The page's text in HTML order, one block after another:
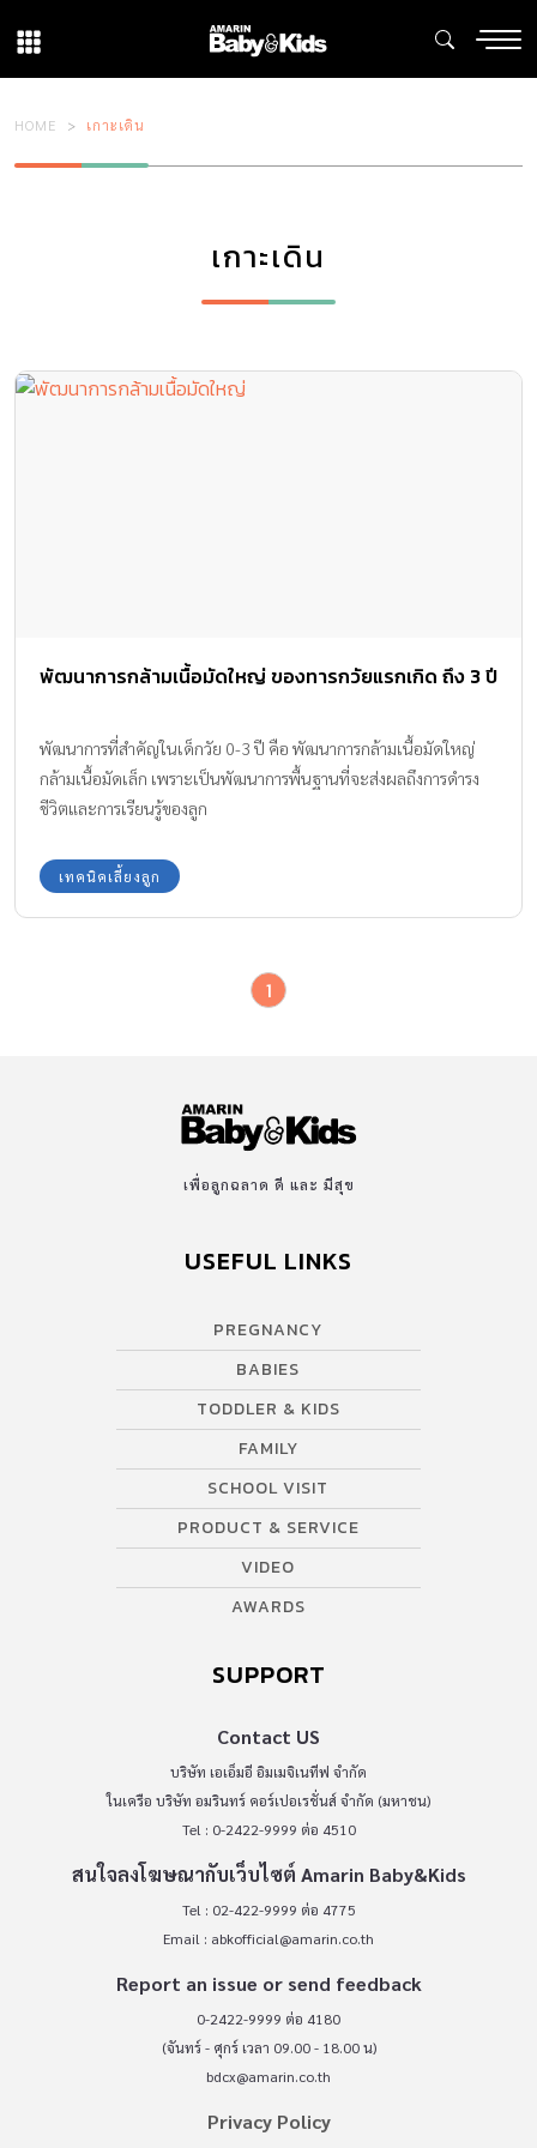
HOME เกาะเดิน
เกาะเดิน
พัฒนาการกล้ามเนื้อมัดใหญ่ ของทารกวัยแรกเกิด ถึง 3 ปี
พัฒนาการที่สำคัญในเด็กวัย 0-3 ปี คือ พัฒนาการกล้ามเนื้อมัดใหญ่
กล้ามเนื้อมัดเล็ก เพราะเป็นพัฒนาการพื้นฐานที่จะส่งผลถึงการดำรง
ชีวิตและการเรียนรู้ของลูก
เทคนิคเลี้ยงลูก
1
เพื่อลูกฉลาด ดี และ มีสุข
USEFUL LINKS
PREGNANCY
BABIES
TODDLER & KIDS
FAMILY
SCHOOL VISIT
PRODUCT & SERVICE
VIDEO
AWARDS
SUPPORT
Contact US
บริษัท เอเอ็มอี อิมเมจิเนทีฟ จำกัด
ในเครือ บริษัท อมรินทร์ คอร์เปอเรชั่นส์ จำกัด (มหาชน)
Tel : 0-2422-9999 ต่อ 4510
สนใจลงโฆษณากับเว็บไซต์ Amarin Baby&Kids
Tel : 02-422-9999 ต่อ 4775
Email : abkofficial@amarin.co.th
Report an issue or send feedback
0-2422-9999 ต่อ 4180
(จันทร์ - ศุกร์ เวลา 09.00 - 18.00 น)
bdcx@amarin.co.th
Privacy Policy